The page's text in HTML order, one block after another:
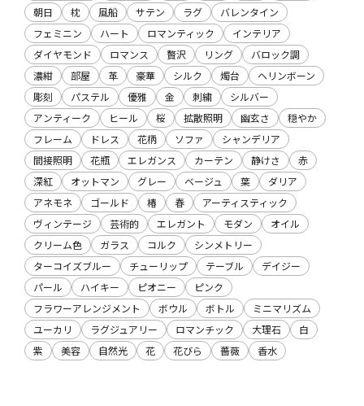
朝日
枕 風船 サテン ラグ
バレンタイン
フェミニン
ハート ロマンティック
インテリア
ダイヤモンド
ロマンス 贅沢 リング
バロック調
濃紺
部屋 革 豪華 シルク 燭台
ヘリンボーン
彫刻
パステル 優雅 金 刺繍
シルバー
アンティーク
ヒール 桜 拡散照明 幽玄さ
穏やか
フレーム
ドレス 花柄 ソファ
シャンデリア
間接照明
花瓶 エレガンス カーテン 静けさ
赤
深紅
オットマン グレー ベージュ 葉
ダリア
アネモネ
ゴールド 椿 春
アーティスティック
ヴィンテージ
芸術的 エレガント モダン
オイル
クリーム色
ガラス コルク
シンメトリー
ターコイズブルー
チューリップ テーブル
デイジー
パール
ハイキー ピオニー
ピンク
フラワーアレンジメント
ボウル ボトル
ミニマリズム
ユーカリ
ラグジュアリー ロマンチック 大理石
白
紫
美容 自然光 花 花びら 薔薇 香水